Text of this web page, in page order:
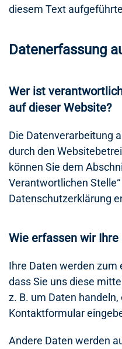
diesem Text
Datenerfassung
Wer ist
auf dieser Website?
Die Datenverarbeitung
durch den
können Sie dem
Verantwortlichen
Datenschutzerklärung
Wie erfassen wir Ihre
Ihre Daten werden zum
dass Sie uns diese
z. B. um Daten handeln,
Kontaktformular
Andere Daten werden